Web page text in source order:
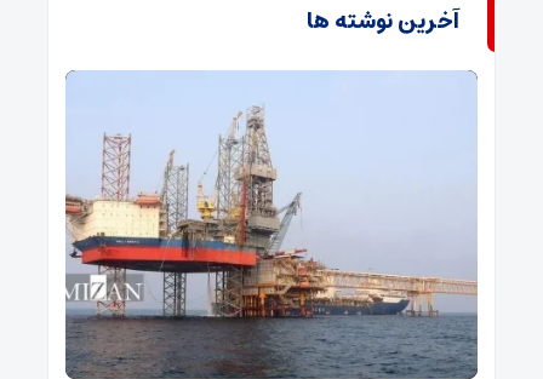
آخرین نوشته ها